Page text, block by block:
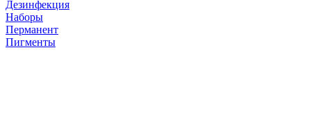
Дезинфекция
Наборы
Перманент
Пигменты